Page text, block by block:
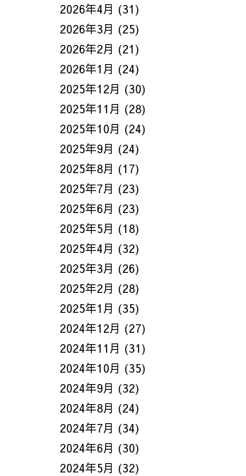
2026年4月 (31)
2026年3月 (25)
2026年2月 (21)
2026年1月 (24)
2025年12月 (30)
2025年11月 (28)
2025年10月 (24)
2025年9月 (24)
2025年8月 (17)
2025年7月 (23)
2025年6月 (23)
2025年5月 (18)
2025年4月 (32)
2025年3月 (26)
2025年2月 (28)
2025年1月 (35)
2024年12月 (27)
2024年11月 (31)
2024年10月 (35)
2024年9月 (32)
2024年8月 (24)
2024年7月 (34)
2024年6月 (30)
2024年5月 (32)